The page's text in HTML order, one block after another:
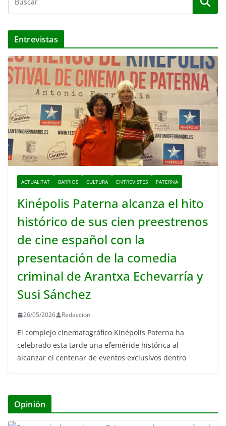
Entrevistas
ACTUALITAT BARRIOS CULTURA ENTREVISTES PATERNA
Kinépolis Paterna alcanza el hito
histórico de sus cien preestrenos
de cine español con la
presentación de la comedia
criminal de Arantxa Echevarría y
Susi Sánchez
26/05/2026 Redaccion
El complejo cinematográfico Kinépolis Paterna ha
celebrado esta tarde una efeméride histórica al
alcanzar el centenar de eventos exclusivos dentro
Opinión